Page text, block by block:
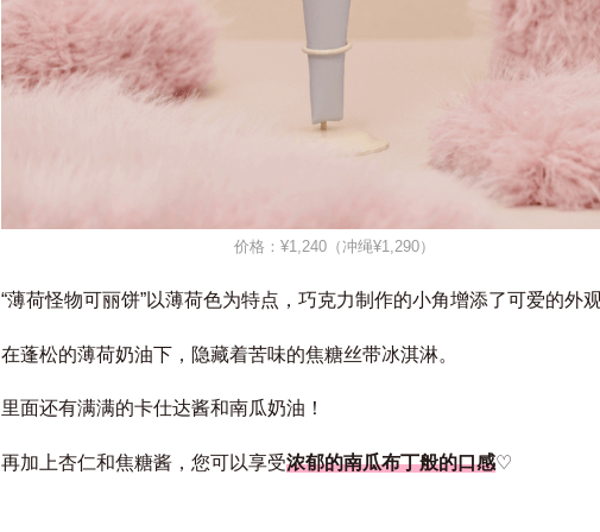
价格：¥1,240（冲绳¥1,290）
“薄荷怪物可丽饼”以薄荷色为特点，巧克力制作的小角增添了可爱的外
在蓬松的薄荷奶油下，隐藏着苦味的焦糖丝带冰淇淋。
里面还有满满的卡仕达酱和南瓜奶油！
再加上杏仁和焦糖酱，您可以享受浓郁的南瓜布丁般的口感♡